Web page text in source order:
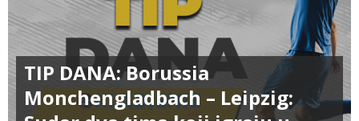
TIP DANA: Borussia
Monchengladbach – Leipzig: